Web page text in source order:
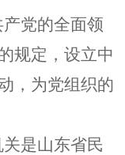
党的全面领
规定，设立中
，为党组织的
是山东省民